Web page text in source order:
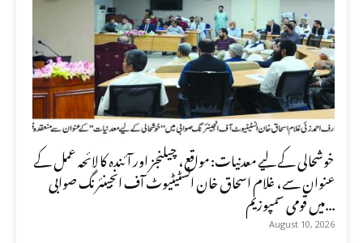
خوشحالی کے لیے معدنیات: مواقع، چیلنجز اور آئندہ کا لائحہ عمل کے
عنوان سے، غلام اسحاق خان انسٹیٹیوٹ آف انجینئرنگ صوابی
میں قومی سمپوزیم...
August 10, 2026